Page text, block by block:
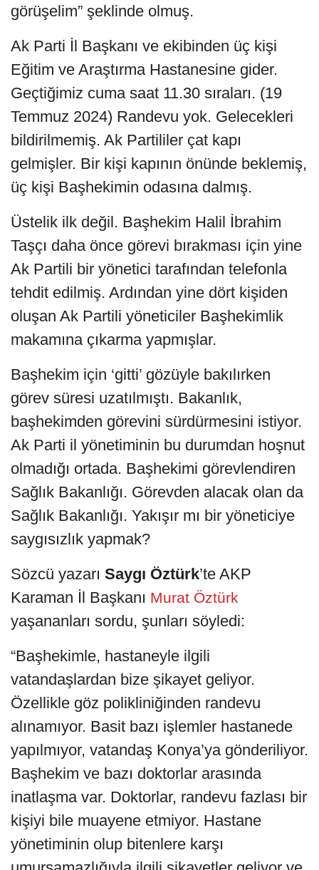
görüşelim” şeklinde olmuş.
Ak Parti İl Başkanı ve ekibinden üç kişi
Eğitim ve Araştırma Hastanesine gider.
Geçtiğimiz cuma saat 11.30 sıraları. (19
Temmuz 2024) Randevu yok. Gelecekleri
bildirilmemiş. Ak Partililer çat kapı
gelmişler. Bir kişi kapının önünde beklemiş,
üç kişi Başhekimin odasına dalmış.
Üstelik ilk değil. Başhekim Halil İbrahim
Taşçı daha önce görevi bırakması için yine
Ak Partili bir yönetici tarafından telefonla
tehdit edilmiş. Ardından yine dört kişiden
oluşan Ak Partili yöneticiler Başhekimlik
makamına çıkarma yapmışlar.
Başhekim için ‘gitti’ gözüyle bakılırken
görev süresi uzatılmıştı. Bakanlık,
başhekimden görevini sürdürmesini istiyor.
Ak Parti il yönetiminin bu durumdan hoşnut
olmadığı ortada. Başhekimi görevlendiren
Sağlık Bakanlığı. Görevden alacak olan da
Sağlık Bakanlığı. Yakışır mı bir yöneticiye
saygısızlık yapmak?
Sözcü yazarı Saygı Öztürk’te AKP
Karaman İl Başkanı Murat Öztürk
yaşananları sordu, şunları söyledi:
“Başhekimle, hastaneyle ilgili
vatandaşlardan bize şikayet geliyor.
Özellikle göz polikliniğinden randevu
alınamıyor. Basit bazı işlemler hastanede
yapılmıyor, vatandaş Konya’ya gönderiliyor.
Başhekim ve bazı doktorlar arasında
inatlaşma var. Doktorlar, randevu fazlası bir
kişiyi bile muayene etmiyor. Hastane
yönetiminin olup bitenlere karşı